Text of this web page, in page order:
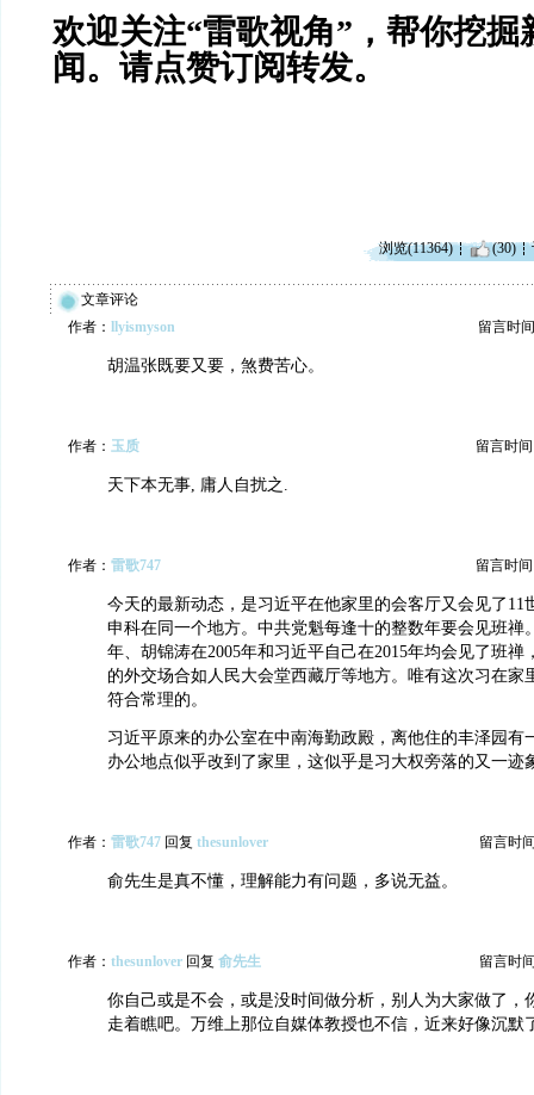
欢迎关注“雷歌视角”，帮你挖掘
闻。请点赞订阅转发。
浏览(11364) (30)
文章评论
作者： llyismyson 留言时
胡温张既要又要，煞费苦心。
作者： 玉质 留言时间
天下本无事, 庸人自扰之.
作者： 雷歌747 留言时间
今天的最新动态，是习近平在他家里的会客厅又会见了11
申科在同一个地方。中共党魁每逢十的整数年要会见班禅
年、胡锦涛在2005年和习近平自己在2015年均会见了班禅
的外交场合如人民大会堂西藏厅等地方。唯有这次习在家
符合常理的。
习近平原来的办公室在中南海勤政殿，离他住的丰泽园有
办公地点似乎改到了家里，这似乎是习大权旁落的又一迹
作者： 雷歌747 回复 thesunlover 留言时
俞先生是真不懂，理解能力有问题，多说无益。
作者： thesunlover 回复 俞先生 留言时
你自己或是不会，或是没时间做分析，别人为大家做了，
走着瞧吧。万维上那位自媒体教授也不信，近来好像沉默